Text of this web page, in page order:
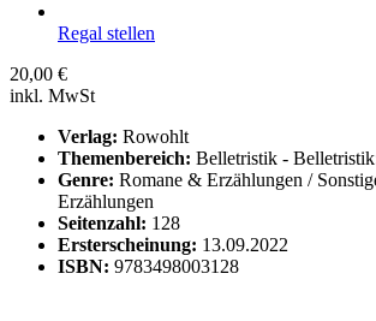
Regal stellen
20,00 €
inkl. MwSt
Verlag: Rowohlt
Themenbereich: Belletristik -
Genre: Romane & Erzählungen /
Erzählungen
Seitenzahl: 128
Ersterscheinung: 13.09.2022
ISBN: 9783498003128